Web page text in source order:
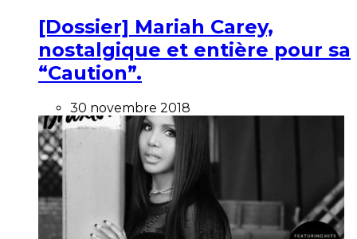
[Dossier] Mariah Carey,
nostalgique et entière pour sa
“Caution”.
30 novembre 2018